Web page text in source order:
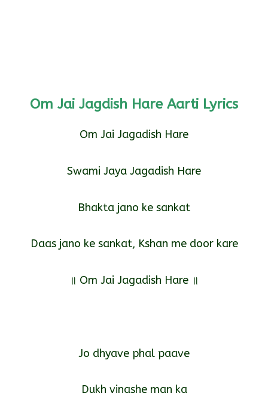
Om Jai Jagdish Hare Aarti Lyrics
Om Jai Jagadish Hare
Swami Jaya Jagadish Hare
Bhakta jano ke sankat
Daas jano ke sankat, Kshan me door kare
॥ Om Jai Jagadish Hare ॥
Jo dhyave phal paave
Dukh vinashe man ka